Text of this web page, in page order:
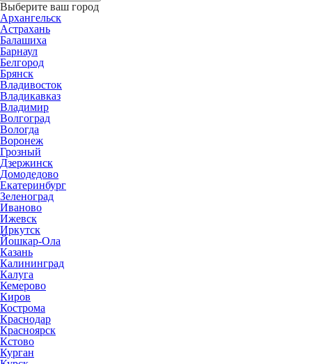
Выберите ваш город
Архангельск
Астрахань
Балашиха
Барнаул
Белгород
Брянск
Владивосток
Владикавказ
Владимир
Волгоград
Вологда
Воронеж
Грозный
Дзержинск
Домодедово
Екатеринбург
Зеленоград
Иваново
Ижевск
Иркутск
Йошкар-Ола
Казань
Калининград
Калуга
Кемерово
Киров
Кострома
Краснодар
Красноярск
Кстово
Курган